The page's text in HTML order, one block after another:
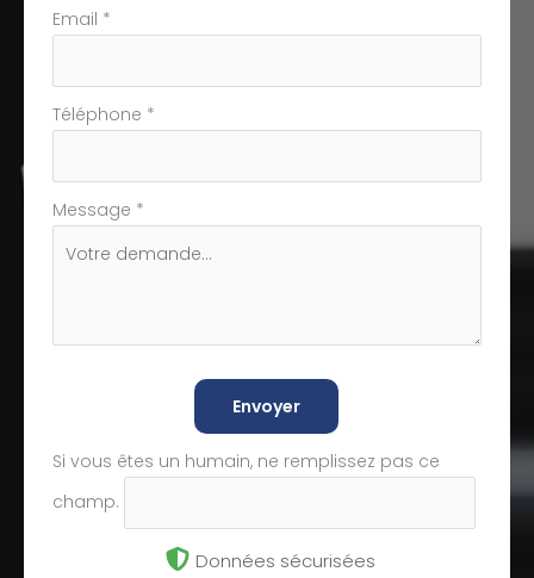
Email *
Téléphone *
Message *
Envoyer
Si vous êtes un humain, ne remplissez pas ce
champ.
Données sécurisées